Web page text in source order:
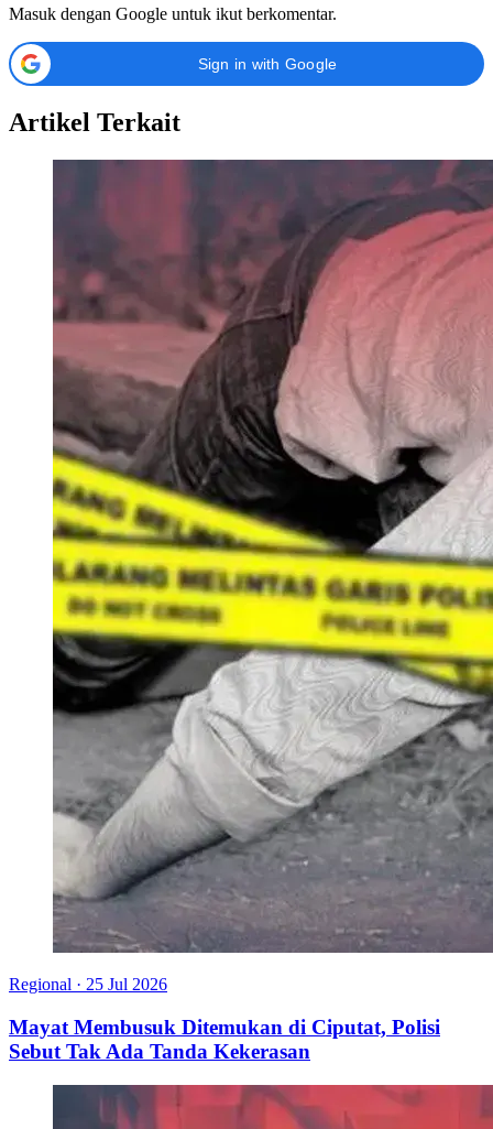
Masuk dengan Google untuk ikut berkomentar.
Sign in with Google
Artikel Terkait
Regional · 25 Jul 2026
Mayat Membusuk Ditemukan di Ciputat, Polisi
Sebut Tak Ada Tanda Kekerasan